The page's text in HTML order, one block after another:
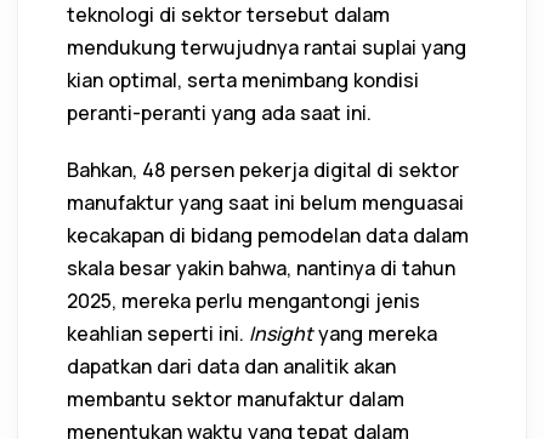
teknologi di sektor tersebut dalam
mendukung terwujudnya rantai suplai yang
kian optimal, serta menimbang kondisi
peranti-peranti yang ada saat ini.
Bahkan, 48 persen pekerja digital di sektor
manufaktur yang saat ini belum menguasai
kecakapan di bidang pemodelan data dalam
skala besar yakin bahwa, nantinya di tahun
2025, mereka perlu mengantongi jenis
keahlian seperti ini. Insightyang mereka
dapatkan dari data dan analitik akan
membantu sektor manufaktur dalam
menentukan waktu yang tepat dalam